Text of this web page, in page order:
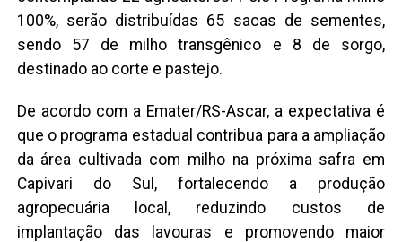
100%, serão distribuídas 65 sacas de sementes,
sendo 57 de milho transgênico e 8 de sorgo,
destinado ao corte e pastejo.
De acordo com a Emater/RS-Ascar, a expectativa é
que o programa estadual contribua para a ampliação
da área cultivada com milho na próxima safra em
Capivari do Sul, fortalecendo a produção
agropecuária local, reduzindo custos de
implantação das lavouras e promovendo maior